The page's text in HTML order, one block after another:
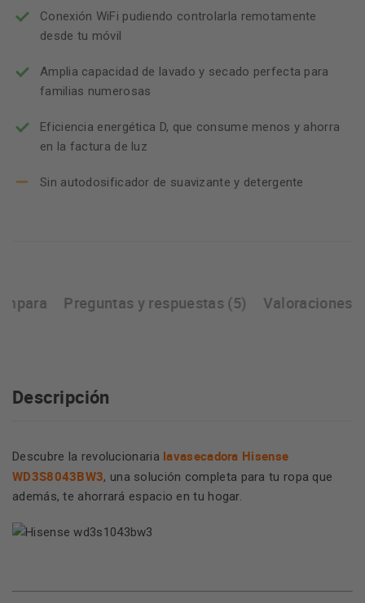
Conexión WiFi pudiendo controlarla remotamente
desde tu móvil
Amplia capacidad de lavado y secado perfecta para
familias numerosas
Eficiencia energética D, que consume menos y ahorra
en la factura de luz
Sin autodosificador de suavizante y detergente
Preguntas y respuestas (5) Valoraciones
Descripción
Descubre la revolucionaria lavasecadora Hisense
WD3S8043BW3, una solución completa para tu ropa que
además, te ahorrará espacio en tu hogar.